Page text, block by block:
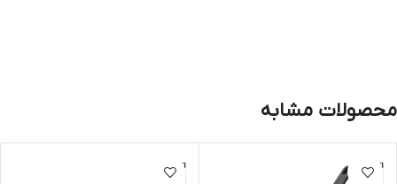
محصولات مشابه
اتمام مو
جودی
اتمام مو
جودی